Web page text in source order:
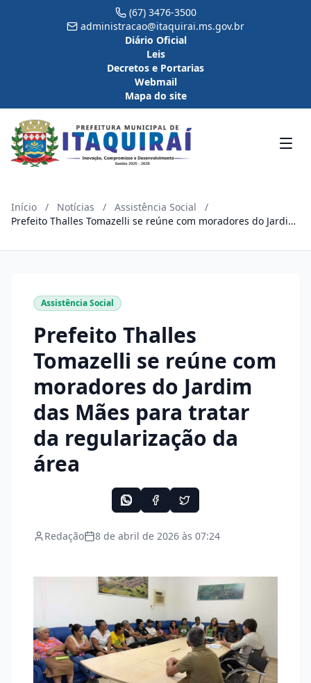
(67) 3476-3500
administracao@itaquirai.ms.gov.br
Diário Oficial
Leis
Decretos e Portarias
Webmail
Mapa do site
Início / Notícias / Assistência Social
/
Prefeito Thalles Tomazelli se reúne com moradores do Jardim
Assistência Social
Prefeito Thalles
Tomazelli se reúne com
moradores do Jardim
das Mães para tratar
da regularização da
área
Redação 8 de abril de 2026 às 07:24